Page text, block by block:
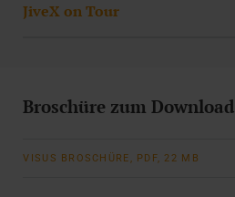
JiveX on Tour
Broschüre zum Download
VISUS BROSCHÜRE, PDF, 22 MB